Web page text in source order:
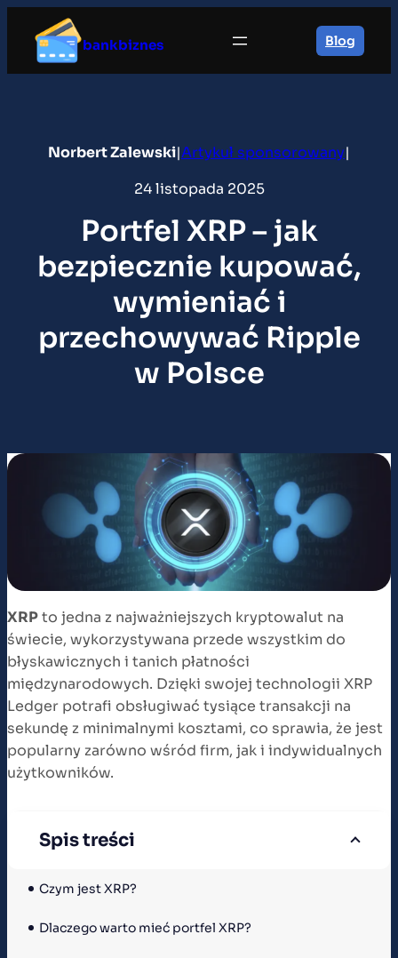
treści
bankbiznes Blog
Norbert Zalewski|Artykuł sponsorowany|
24 listopada 2025
Portfel XRP – jak
bezpiecznie kupować,
wymieniać i
przechowywać Ripple
w Polsce
XRPto jedna z najważniejszych kryptowalut na
świecie, wykorzystywana przede wszystkim do
błyskawicznych i tanich płatności
międzynarodowych. Dzięki swojej technologii XRP
Ledger potrafi obsługiwać tysiące transakcji na
sekundę z minimalnymi kosztami, co sprawia, że jest
popularny zarówno wśród firm, jak i indywidualnych
użytkowników.
Spis treści
Czym jest XRP?
Dlaczego warto mieć portfel XRP?